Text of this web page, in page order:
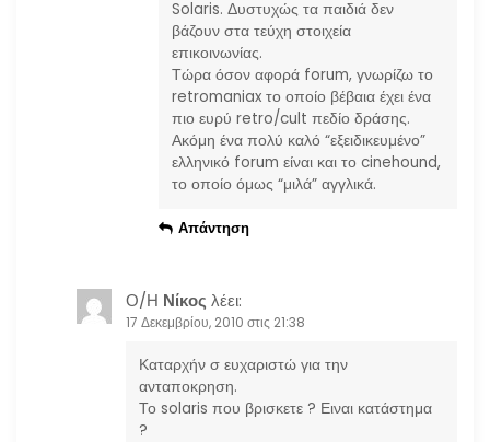
Solaris. Δυστυχώς τα παιδιά δεν
βάζουν στα τεύχη στοιχεία
επικοινωνίας.
Τώρα όσον αφορά forum, γνωρίζω το
retromaniax το οποίο βέβαια έχει ένα
πιο ευρύ retro/cult πεδίο δράσης.
Ακόμη ένα πολύ καλό “εξειδικευμένο”
ελληνικό forum είναι και το cinehound,
το οποίο όμως “μιλά” αγγλικά.
Απάντηση
Ο/Η Νίκος λέει:
17 Δεκεμβρίου, 2010 στις 21:38
Καταρχήν σ ευχαριστώ για την
ανταποκρηση.
Το solaris που βρισκετε ? Ειναι κατάστημα
?